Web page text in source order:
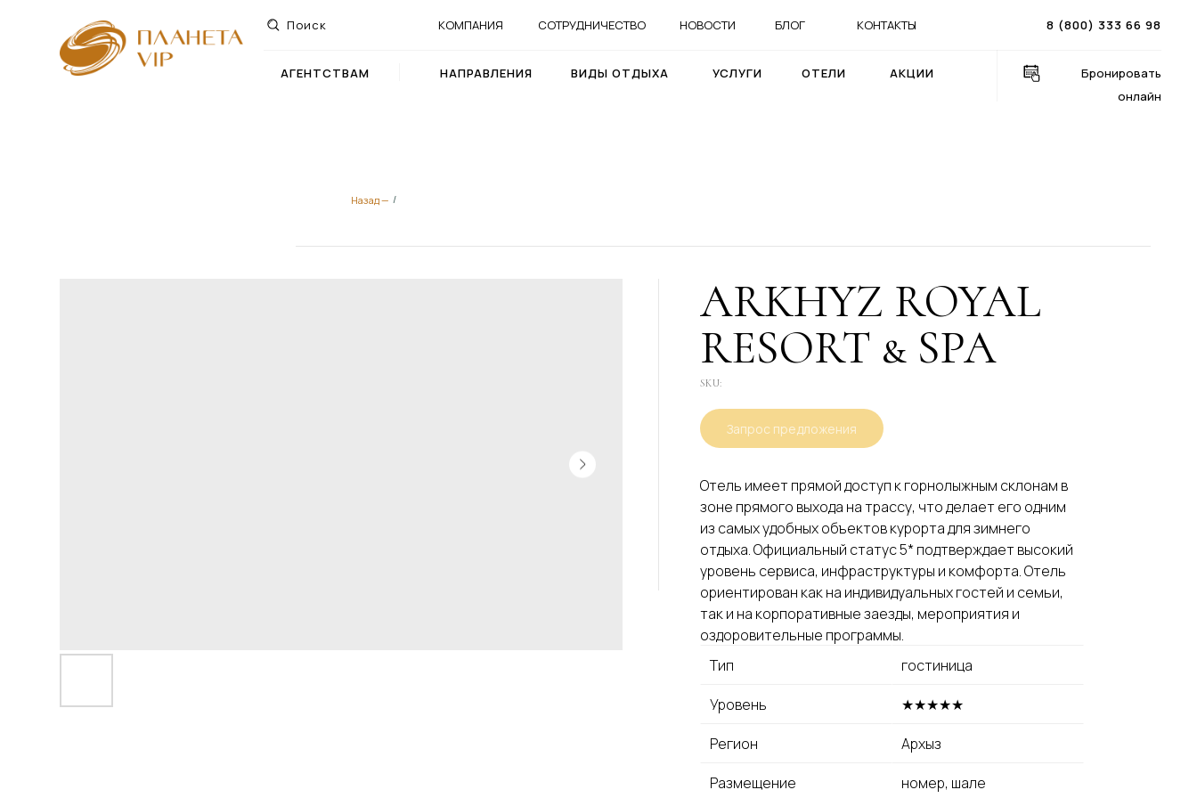
Поиск КОМПАНИЯ СОТРУДНИЧЕСТВО НОВОСТИ БЛОГ КОНТАКТЫ 8 (800) 333 66 98
АГЕНТСТВАМ НАПРАВЛЕНИЯ ВИДЫ ОТДЫХА ОТЕЛИ
УСЛУГИ АКЦИИ
Бронировать
онлайн
/
Назад —
ARKHYZ ROYAL
RESORT & SPA
SKU:
Запрос предложения
Отель имеет прямой доступ к горнолыжным склонам в
зоне прямого выхода на трассу, что делает его одним
из самых удобных объектов курорта для зимнего
отдыха. Официальный статус 5* подтверждает высокий
уровень сервиса, инфраструктуры и комфорта. Отель
ориентирован как на индивидуальных гостей и семьи,
так и на корпоративные заезды, мероприятия и
оздоровительные программы.
Тип
гостиница
Уровень
★★★★★
Регион
Архыз
Размещение
номер, шале